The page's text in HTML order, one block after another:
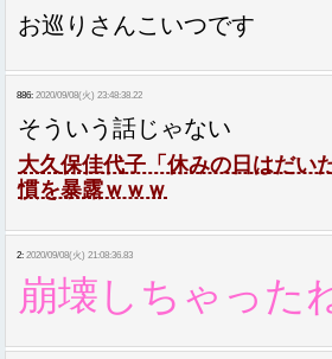
お巡りさんこいつです
886: 2020/09/08(火) 23:48:38.22
そういう話じゃない
大久保佳代子「休みの日はだい
慣を暴露ｗｗｗ
2: 2020/09/08(火) 21:08:36.83
崩壊しちゃった